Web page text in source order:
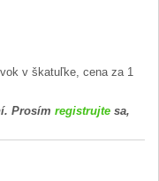
v škatuľke, cena za 1
Prosím registrujte sa,